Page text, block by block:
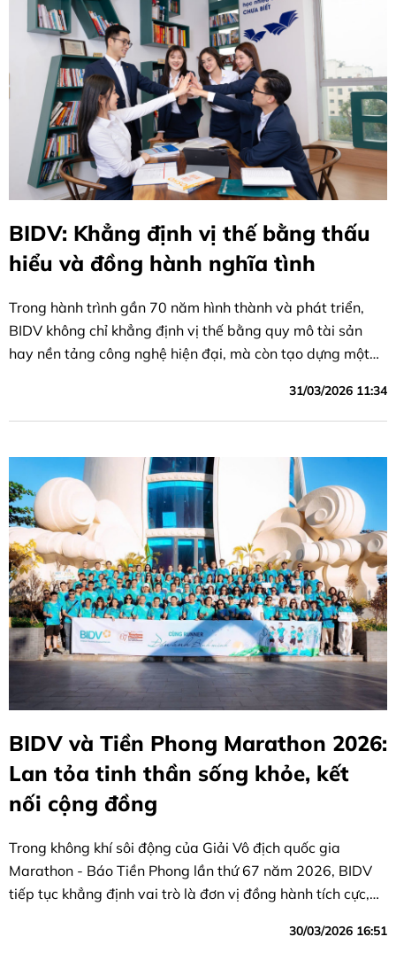
BIDV: Khẳng định vị thế bằng thấu
hiểu và đồng hành nghĩa tình
Trong hành trình gần 70 năm hình thành và phát triển,
BIDV không chỉ khẳng định vị thế bằng quy mô tài sản
hay nền tảng công nghệ hiện đại, mà còn tạo dựng một
31/03/2026 11:34
BIDV và Tiền Phong Marathon 2026:
Lan tỏa tinh thần sống khỏe, kết
nối cộng đồng
Trong không khí sôi động của Giải Vô địch quốc gia
Marathon - Báo Tiền Phong lần thứ 67 năm 2026, BIDV
tiếp tục khẳng định vai trò là đơn vị đồng hành tích cực,
30/03/2026 16:51